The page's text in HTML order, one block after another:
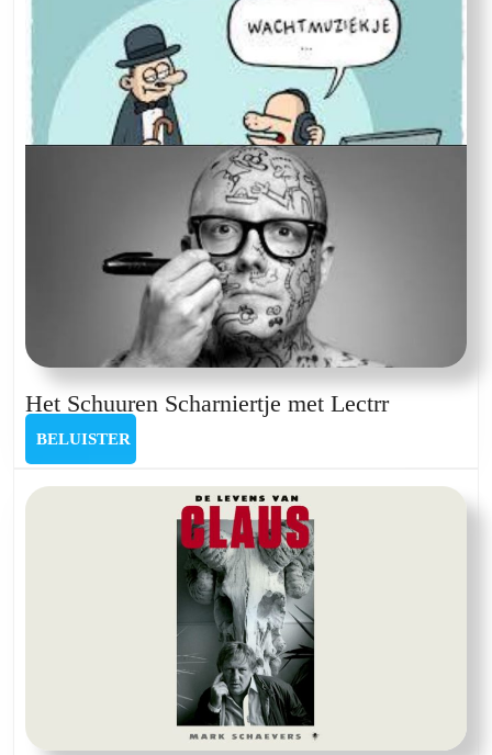
Het Schuuren Scharniertje met LectrrHet
met
BELUISTER